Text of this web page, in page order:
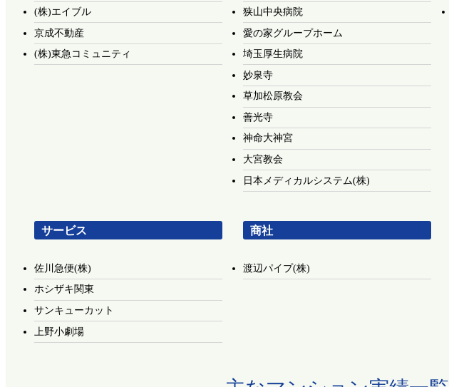
(株)エイブル
京成不動産
(株)東急コミュニティ
狭山中央病院
愛の家グループホーム
埼玉厚生病院
妙泉寺
草加松原教会
善光寺
神命大神宮
大宮教会
日本メディカルシステム(株)
サービス
佐川急便(株)
ホシザキ関東
サンキューカット
上野小劇場
商社
渡辺パイプ(株)